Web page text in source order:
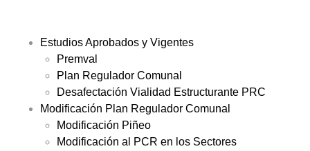
Estudios Aprobados y Vigentes
Premval
Plan Regulador Comunal
Desafectación Vialidad Estructurante PRC
Modificación Plan Regulador Comunal
Modificación Piñeo
Modificación al PCR en los Sectores